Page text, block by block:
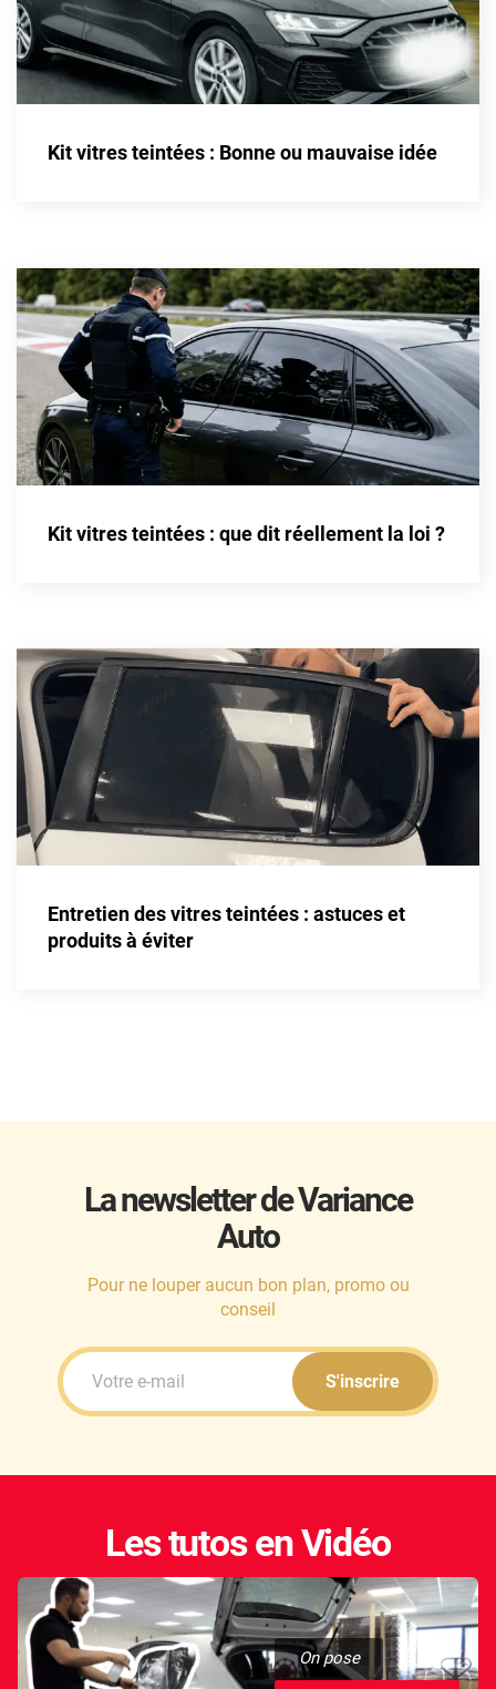
Cadillac
Changan
Chevrolet
Chrysler
Dacia
Daewoo
Daihatsu
Dodge
Dongfeng
Eagle
Fiat
Fisker
Ford
Foton
Holden
Ineos
Infiniti
Jaguar
Jeep
Jetour
Kit vitres teintées : Bonne ou mauvaise idée
Kit vitres teintées : que dit réellement la loi ?
Entretien des vitres teintées : astuces et
produits à éviter
La newsletter de Variance
Auto
Pour ne louper aucun bon plan, promo ou
conseil
S'inscrire
Les tutos en Vidéo
On pose